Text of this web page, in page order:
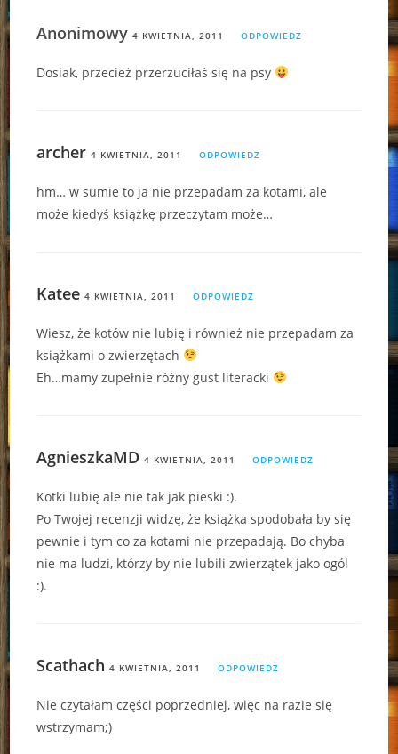
Anonimowy4 KWIETNIA, 2011 ODPOWIEDZ
Dosiak, przecież przerzuciłaś się na psy
archer 4 KWIETNIA, 2011 ODPOWIEDZ
hm… w sumie to ja nie przepadam za kotami, ale
może kiedyś książkę przeczytam może…
Katee 4 KWIETNIA, 2011 ODPOWIEDZ
Wiesz, że kotów nie lubię i również nie przepadam za
książkami o zwierzętach
Eh…mamy zupełnie różny gust literacki
AgnieszkaMD 4 KWIETNIA, 2011 ODPOWIEDZ
Kotki lubię ale nie tak jak pieski :).
Po Twojej recenzji widzę, że książka spodobała by się
pewnie i tym co za kotami nie przepadają. Bo chyba
nie ma ludzi, którzy by nie lubili zwierzątek jako ogól
:).
Scathach 4 KWIETNIA, 2011 ODPOWIEDZ
Nie czytałam części poprzedniej, więc na razie się
wstrzymam;)